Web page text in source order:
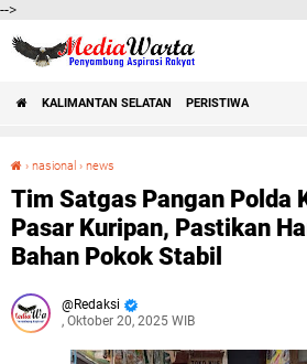
-->
KALIMANTAN SELATAN PERISTIWA
› nasional › news
Tim Satgas Pangan Polda
Pasar Kuripan, Pastikan
Bahan Pokok Stabil
Redaksi
, Oktober 20, 2025 WIB